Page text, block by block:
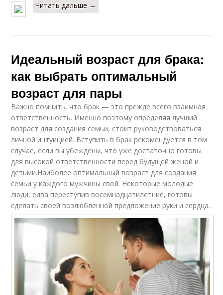
Читать дальше →
Идеальный возраст для брака:
как выбрать оптимальный
возраст для пары
Важно помнить, что брак — это прежде всего взаимная
ответственность. Именно поэтому определяя лучший
возраст для создания семьи, стоит руководствоваться
личной интуицией. Вступить в брак рекомендуется в том
случае, если вы убеждены, что уже достаточно готовы
для высокой ответственности перед будущей женой и
детьми.Наиболее оптимальный возраст для создания
семьи у каждого мужчины свой. Некоторые молодые
люди, едва переступив восемнадцатилетние, готовы
сделать своей возлюбленной предложение руки и сердца.